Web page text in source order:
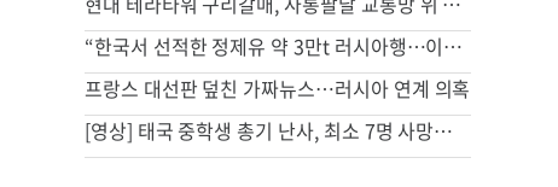
“한국서 선적한 정제유 약 3만t 러시아행…이례적 거래”
프랑스 대선판 덮친 가짜뉴스…러시아 연계 의혹
[영상] 태국 중학생 총기 난사, 최소 7명 사망…집에선 살해된 조부모